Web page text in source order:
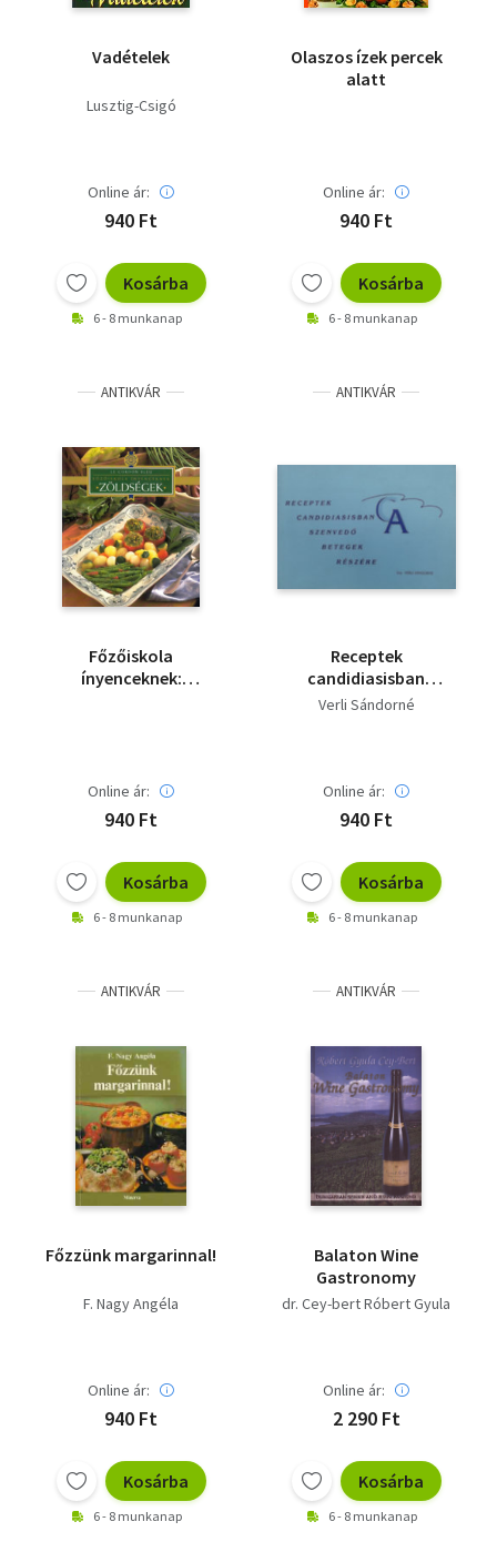
Vadételek
Lusztig-Csigó
Online ár:
940 Ft
Kosárba
6 - 8 munkanap
Olaszos ízek percek
alatt
Online ár:
940 Ft
Kosárba
6 - 8 munkanap
ANTIKVÁR
Főzőiskola
ínyenceknek:
Online ár:
940 Ft
Kosárba
6 - 8 munkanap
ANTIKVÁR
Receptek
candidiasisban
szenvedő betegek
Verli Sándorné
Online ár:
940 Ft
Kosárba
6 - 8 munkanap
ANTIKVÁR
Főzzünk margarinnal!
F. Nagy Angéla
Online ár:
940 Ft
Kosárba
6 - 8 munkanap
ANTIKVÁR
Balaton Wine
Gastronomy
dr. Cey-bert Róbert Gyula
Online ár:
2 290 Ft
Kosárba
6 - 8 munkanap